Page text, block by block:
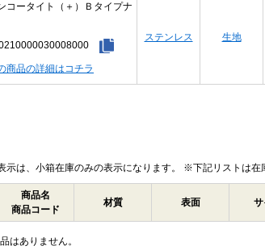
コータイト（＋）Ｂタイプナ
商品の詳細はコチラ
ステンレス 生地
は、小箱在庫のみの表示になります。 ※下記リストは在
商品名
商品コード
材質 表面 サ
はありません。